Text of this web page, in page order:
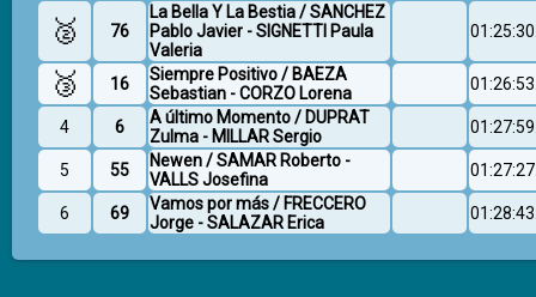
🥈 76
La Bella Y La Bestia / SANCHEZ
Pablo Javier - SIGNETTI Paula
Valeria
🥉 16
Siempre Positivo / BAEZA
Sebastian - CORZO Lorena
4 6
A último Momento / DUPRAT
Zulma - MILLAR Sergio
5 55
Newen / SAMAR Roberto -
VALLS Josefina
6 69
Vamos por más / FRECCERO
Jorge - SALAZAR Erica